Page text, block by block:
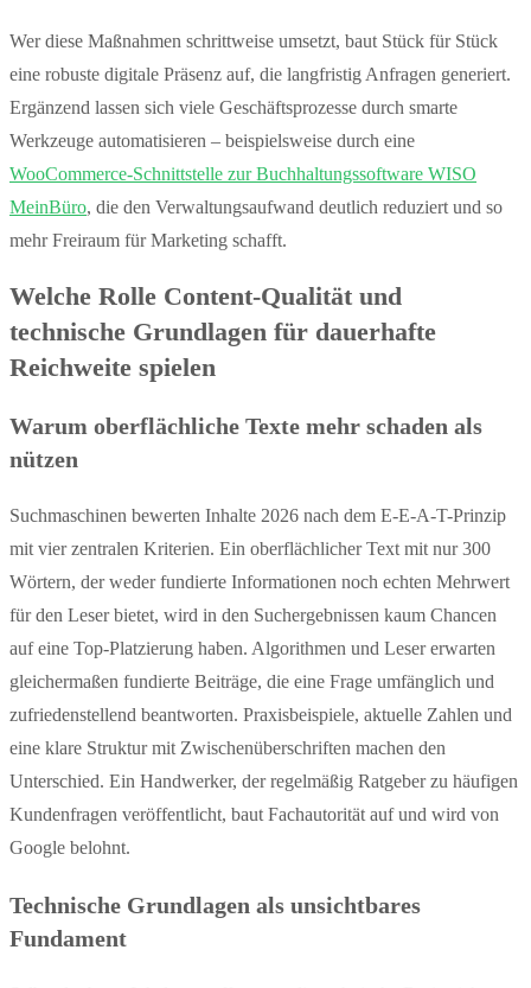
Wer diese Maßnahmen schrittweise umsetzt, baut Stück für Stück
eine robuste digitale Präsenz auf, die langfristig Anfragen generiert.
Ergänzend lassen sich viele Geschäftsprozesse durch smarte
Werkzeuge automatisieren – beispielsweise durch eine
WooCommerce-Schnittstelle zur Buchhaltungssoftware WISO
MeinBüro, die den Verwaltungsaufwand deutlich reduziert und so
mehr Freiraum für Marketing schafft.
Welche Rolle Content-Qualität und
technische Grundlagen für dauerhafte
Reichweite spielen
Warum oberflächliche Texte mehr schaden als
nützen
Suchmaschinen bewerten Inhalte 2026 nach dem E-E-A-T-Prinzip
mit vier zentralen Kriterien. Ein oberflächlicher Text mit nur 300
Wörtern, der weder fundierte Informationen noch echten Mehrwert
für den Leser bietet, wird in den Suchergebnissen kaum Chancen
auf eine Top-Platzierung haben. Algorithmen und Leser erwarten
gleichermaßen fundierte Beiträge, die eine Frage umfänglich und
zufriedenstellend beantworten. Praxisbeispiele, aktuelle Zahlen und
eine klare Struktur mit Zwischenüberschriften machen den
Unterschied. Ein Handwerker, der regelmäßig Ratgeber zu häufigen
Kundenfragen veröffentlicht, baut Fachautorität auf und wird von
Google belohnt.
Technische Grundlagen als unsichtbares
Fundament